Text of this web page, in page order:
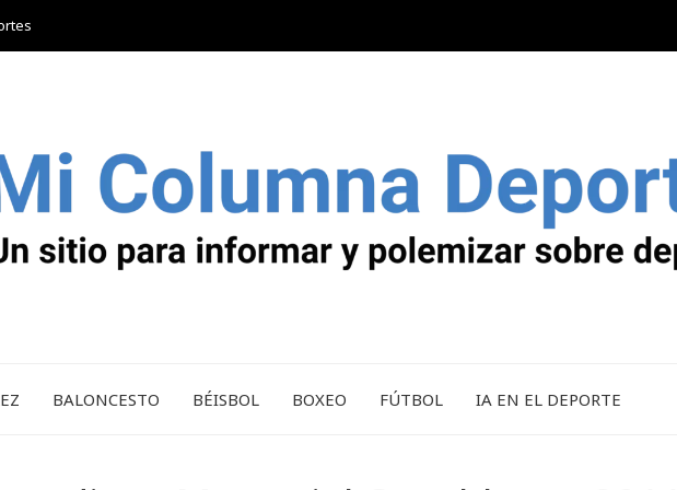
BALONCESTO BÉISBOL BOXEO FÚTBOL IA EN EL DEPORTE